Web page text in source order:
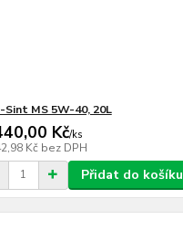
Sint MS 5W-40, 20L
Kč/ks
Kč bez DPH
Přidat do košíku